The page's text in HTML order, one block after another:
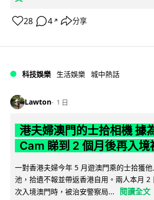
28 4 ↗ 分享
科技娛樂 生活娛樂 城中熱話
Lawton 1 日
港夫婦澳門的士拾相機 據
Cam 睇到 2 個月後再入境
一對香港夫婦今年 5 月遊澳門乘的士拾獲
池，拾遺不報並帶返香港自用。兩人本月 2
次入境澳門時，被治安警察局...
閱讀全文